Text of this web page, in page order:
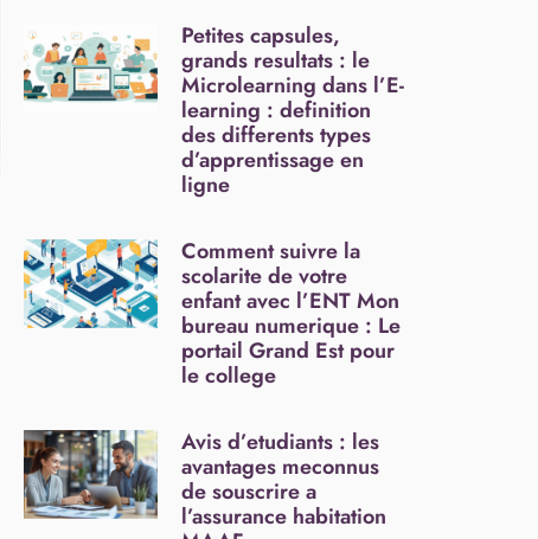
Petites capsules,
grands resultats : le
Microlearning dans l’E-
learning : definition
des differents types
d’apprentissage en
ligne
Comment suivre la
scolarite de votre
enfant avec l’ENT Mon
bureau numerique : Le
portail Grand Est pour
le college
Avis d’etudiants : les
avantages meconnus
de souscrire a
l’assurance habitation